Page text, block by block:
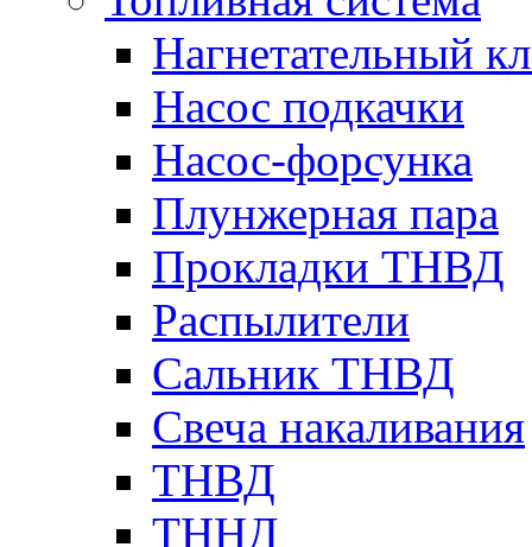
Нагнетательный
Насос подкачки
Насос-форсунка
Плунжерная пара
Прокладки ТНВД
Распылители
Сальник ТНВД
Свеча накаливания
ТНВД
ТННД